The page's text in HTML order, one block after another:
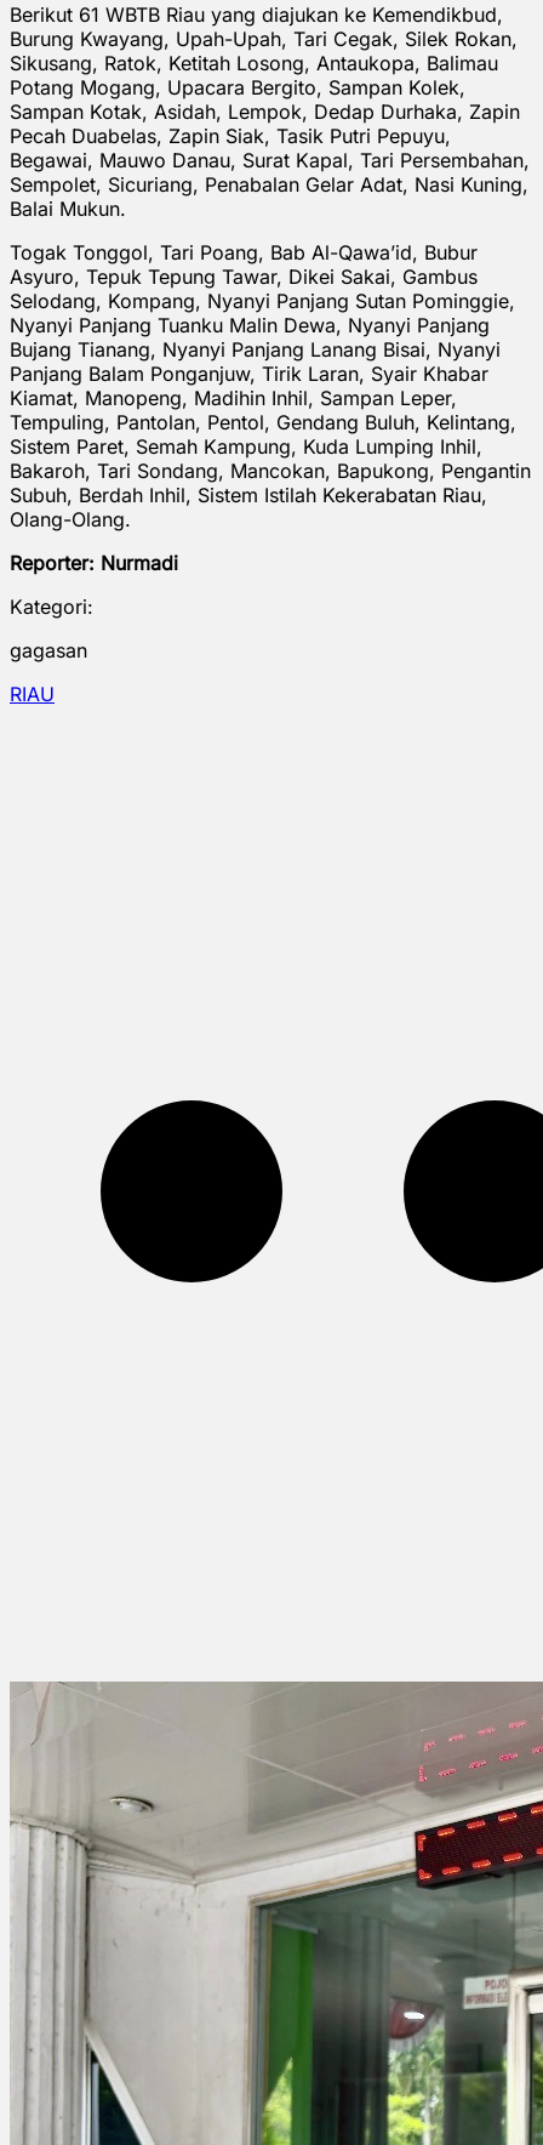
Berikut 61 WBTB Riau yang diajukan ke Kemendikbud,
Burung Kwayang, Upah-Upah, Tari Cegak, Silek Rokan,
Sikusang, Ratok, Ketitah Losong, Antaukopa, Balimau
Potang Mogang, Upacara Bergito, Sampan Kolek,
Sampan Kotak, Asidah, Lempok, Dedap Durhaka, Zapin
Pecah Duabelas, Zapin Siak, Tasik Putri Pepuyu,
Begawai, Mauwo Danau, Surat Kapal, Tari Persembahan,
Sempolet, Sicuriang, Penabalan Gelar Adat, Nasi Kuning,
Balai Mukun.
Togak Tonggol, Tari Poang, Bab Al-Qawa’id, Bubur
Asyuro, Tepuk Tepung Tawar, Dikei Sakai, Gambus
Selodang, Kompang, Nyanyi Panjang Sutan Pominggie,
Nyanyi Panjang Tuanku Malin Dewa, Nyanyi Panjang
Bujang Tianang, Nyanyi Panjang Lanang Bisai, Nyanyi
Panjang Balam Ponganjuw, Tirik Laran, Syair Khabar
Kiamat, Manopeng, Madihin Inhil, Sampan Leper,
Tempuling, Pantolan, Pentol, Gendang Buluh, Kelintang,
Sistem Paret, Semah Kampung, Kuda Lumping Inhil,
Bakaroh, Tari Sondang, Mancokan, Bapukong, Pengantin
Subuh, Berdah Inhil, Sistem Istilah Kekerabatan Riau,
Olang-Olang.
Reporter: Nurmadi
Kategori:
gagasan
RIAU